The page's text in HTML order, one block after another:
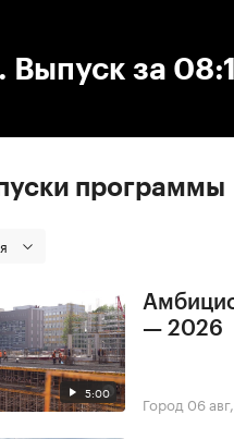
Выпуск за
программы
5:00
— 2026
Город 06